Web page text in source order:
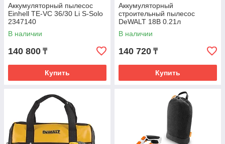
Аккумуляторный пылесос
Einhell TE-VC 36/30 Li S-Solo
2347140
В наличии
140 800 ₸
Купить
Аккумуляторный
строительный пылесос
DeWALT 18В 0.21л
DWH161N-XJ (без АКБ и ЗУ)
В наличии
140 720 ₸
Купить